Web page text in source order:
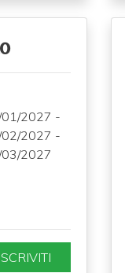
2027 -
2027 -
2027
ISCRIVITI